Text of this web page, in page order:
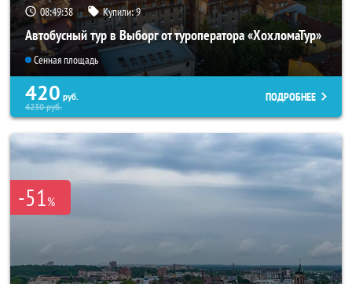
08:49:38 Купили:9
Автобусный тур в Выборг от туроператора «ХохломаТур»
Сенная площадь
420 руб.
4230руб.
ПОДРОБНЕЕ
-51%